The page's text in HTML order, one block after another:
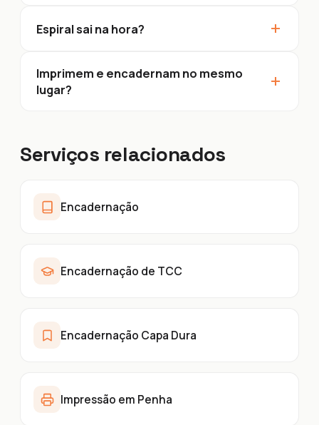
Espiral sai na hora? +
Imprimem e encadernam no mesmo
lugar?
+
Serviços relacionados
Encadernação
Encadernação de TCC
Encadernação Capa Dura
Impressão em Penha